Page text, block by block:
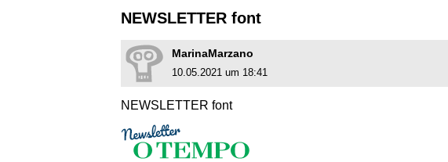
NEWSLETTER font
MarinaMarzano
10.05.2021 um 18:41
NEWSLETTER font